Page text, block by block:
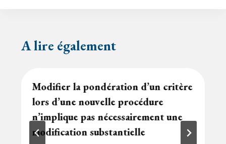
A lire également
Modifier la pondération d’un critère
lors d’une nouvelle procédure
n’implique pas nécessairement une
modification substantielle